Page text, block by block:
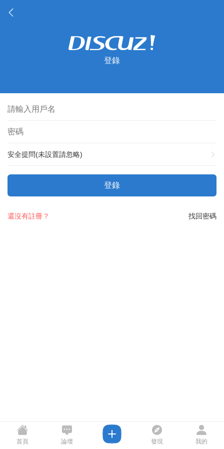
登錄
安全提問(未設置請忽略)
登錄
找回密碼
還沒有註冊？
首頁 論壇 發現 我的